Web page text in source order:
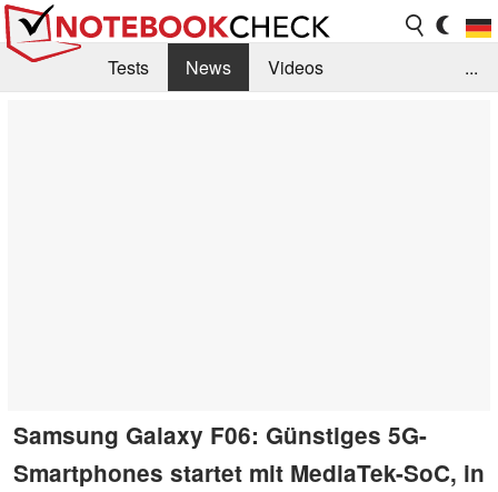
Tests News
Videos
...
Samsung Galaxy F06: Günstiges 5G-
Smartphones startet mit MediaTek-SoC, in